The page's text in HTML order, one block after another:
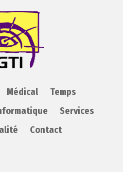
Médical
Temps
Services
Contact